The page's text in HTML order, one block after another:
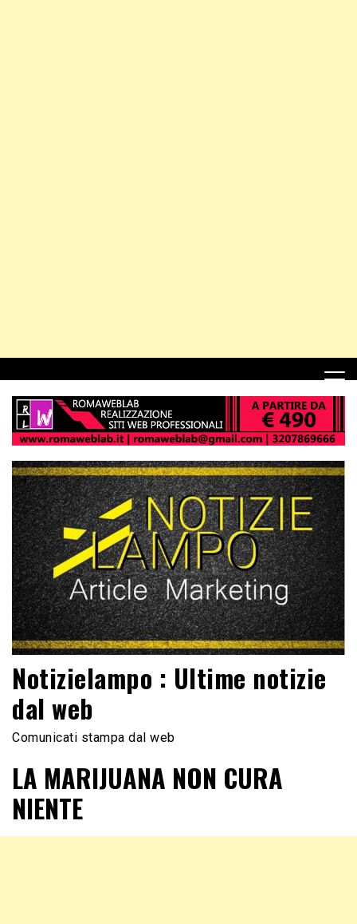
Notizielampo : Ultime notizie
dal web
Comunicati stampa dal web
LA MARIJUANA NON CURA
NIENTE